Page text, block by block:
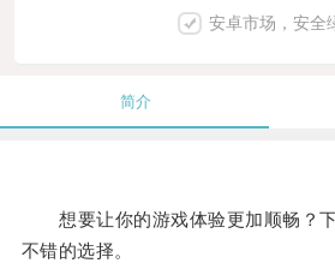
安卓市场，安全
简介
想要让你的游戏体验更加顺畅？下
不错的选择。